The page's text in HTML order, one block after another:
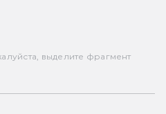
выделите фрагмент